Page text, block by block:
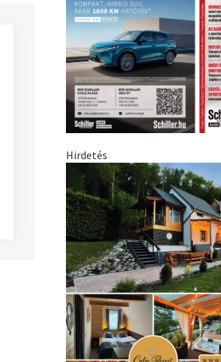
Hirdetés